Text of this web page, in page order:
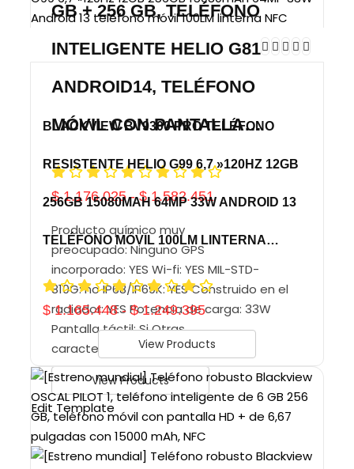
GB + 256 GB, TELÉFONO
INTELIGENTE HELIO G81
ANDROID14, TELÉFONO
MÓVIL CON PANTALLA…
$1.176.025 - $1.582.451
Producto químico muy
preocupado: Ninguno GPS
incorporado: YES Wi-fi: YES MIL-STD-
810G: no IP68/IP69K: YES Construido en el
radiador: YES Potencia de carga: 33W
Pantalla táctil: Si Otras
características: Smartphone…
View Products
Edit Template
BLACKVIEW BV9300 PRO TELÉFONO
RESISTENTE HELIO G99 6,7 »120HZ 12GB
256GB 15080MAH 64MP 33W ANDROID 13
TELÉFONO MÓVIL 100LM LINTERNA…
$1.165.448 - $1.249.395
View Products